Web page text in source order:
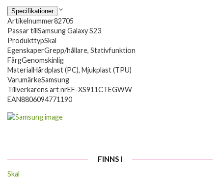
Specifikationer
Artikelnummer82705
Passar tillSamsung Galaxy S23
ProdukttypSkal
EgenskaperGrepp/hållare, Stativfunktion
FärgGenomskinlig
MaterialHårdplast (PC), Mjukplast (TPU)
VarumärkeSamsung
Tillverkarens art nrEF-XS911CTEGWW
EAN8806094771190
FINNS I
Skal